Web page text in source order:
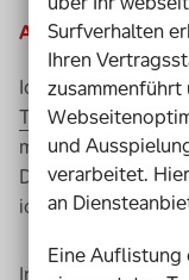
Ansprüche
Ich habe mich
Twitter-Account
mein Sprachrohr
Dinge an die
ich eine große
Insgesamt
Surfverhalten
Ihren
und
verarbeitet.
an
Eine Auflistung